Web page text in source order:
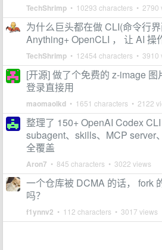
TechShrimp • 10293 characters • 2790
为什么巨头都在做 CLI(命令行
Anything+ OpenCLI ， 让 AI 操
TechShrimp • 12454 characters • 3910
[开源] 做了个免费的 z-image 图
登录直接用
maomaolkd • 1651 characters • 2122
整理了 150+ OpenAI Codex CLI
subagent、skills、MCP server
全覆盖
Aron7 • 845 characters • 3022 views
一个仓库被 DCMA 的话， fork
吗？
f1ynnv2 • 112 characters • 3017 views